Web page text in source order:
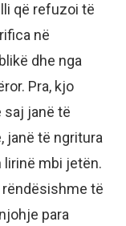
që refuzoi të
në
dhe nga
Pra, kjo
saj janë të
janë të ngritura
mbi jetën.
të
para